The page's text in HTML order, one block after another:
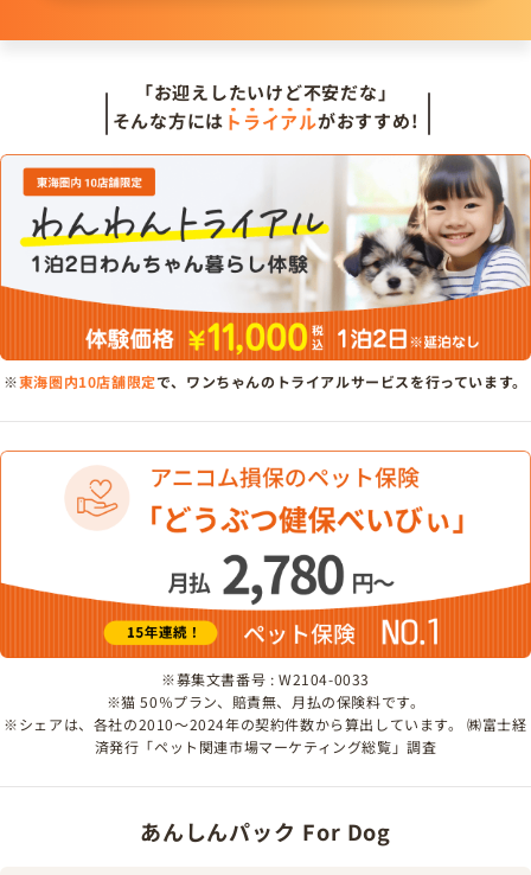
「お迎えしたいけど不安だな」
そんな方には トライアルがおすすめ!
※東海圏内10店舗限定で、ワンちゃんのトライアルサービスを行っています。
※募集文書番号 : W2104-0033
※猫 50％プラン、賠責無、月払の保険料です。
※シェアは、各社の2010～2024年の契約件数から算出しています。 ㈱富士経
済発行「ペット関連市場マーケティング総覧」調査
あんしんパック For Dog